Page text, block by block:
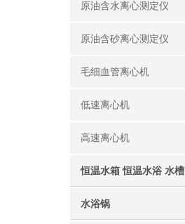
原油含水离心测定仪
原油含砂离心测定仪
毛细血管离心机
低速离心机
高速离心机
恒温水箱 恒温水浴 水槽
水浴锅